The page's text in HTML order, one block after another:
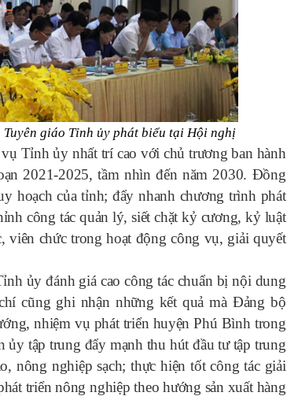
giáo Tỉnh ủy phát biểu tại Hội nghị
Tỉnh ủy nhất trí cao với chủ trương ban hành
2021-2025, tầm nhìn đến năm 2030. Đồng
hoạch của tỉnh; đẩy nhanh chương trình phát
công tác quản lý, siết chặt kỷ cương, kỷ luật
viên chức trong hoạt động công vụ, giải quyết
ủy đánh giá cao công tác chuẩn bị nội dung
cũng ghi nhận những kết quả mà Đảng bộ
nhiệm vụ phát triển huyện Phú Bình trong
tập trung đẩy mạnh thu hút đầu tư tập trung
nông nghiệp sạch; thực hiện tốt công tác giải
triển nông nghiệp theo hướng sản xuất hàng